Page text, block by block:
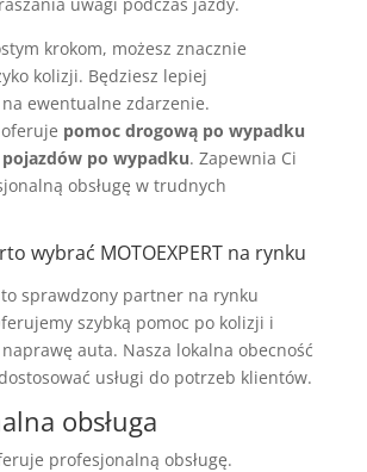
krokom, możesz znacznie
kolizji. Będziesz lepiej
ewentualne zdarzenie.
oferuje pomoc drogową po wypadku
po wypadku. Zapewnia Ci
obsługę w trudnych
wybrać MOTOEXPERT na rynku
to sprawdzony partner na rynku
szybką pomoc po kolizji i
auta. Nasza lokalna obecność
usługi do potrzeb klientów.
obsługa
profesjonalną obsługę.